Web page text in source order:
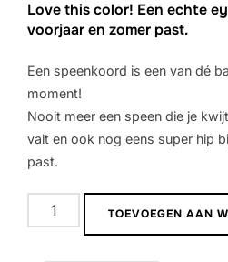
was:
€ 13,95.
is:
€ 8,95.
Love this color! Een echte
voorjaar en zomer past.
Een speenkoord is een van dé
moment!
Nooit meer een speen die je
valt en ook nog eens super hip
past.
Speenkoord
Infinity
TOEVOEGEN AAN